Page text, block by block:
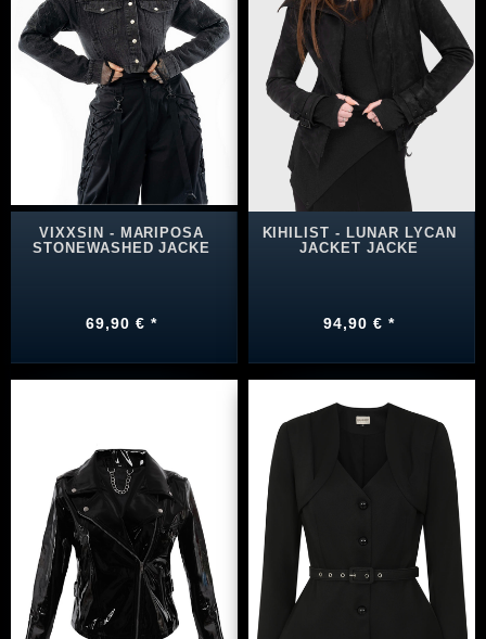
VIXXSIN - MARIPOSA
STONEWASHED JACKE
69,90 € *
KIHILIST - LUNAR LYCAN
JACKET JACKE
94,90 € *